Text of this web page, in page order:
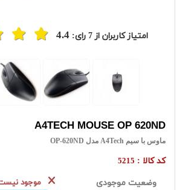
امتیاز کاربران از7 رای: 4.4
A4TECH MOUSE OP 620ND
ماوس با سیم A4Tech مدل OP-620ND
کد کالا : 5215
وضعیت موجودی
موجود